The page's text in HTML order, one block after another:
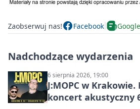
Zaobserwuj nas! Facebook
Nadchodzące wydarzenia
6 sierpnia 2026, 19:00
J:МОРС w Krakowie.
koncert akustyczny